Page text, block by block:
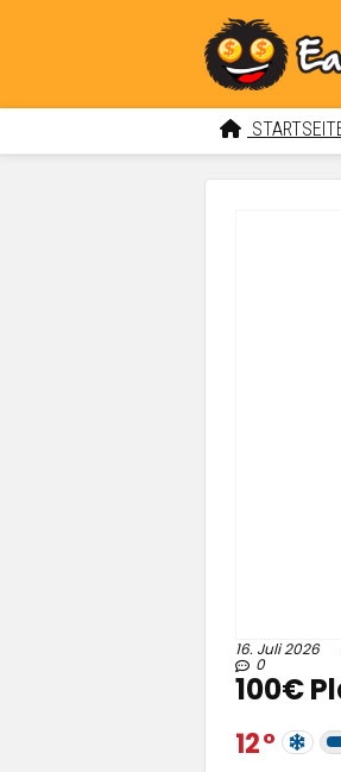
16. Juli 2026
0
100€
12